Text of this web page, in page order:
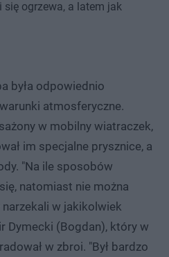
się ogrzewa, a latem jak
była odpowiednio
atmosferyczne.
w mobilny wiatraczek,
im specjalne prysznice, a
"Na ile sposobów
natomiast nie można
w jakikolwiek
Dymecki (Bogdan), który w
w zbroi. "Był bardzo